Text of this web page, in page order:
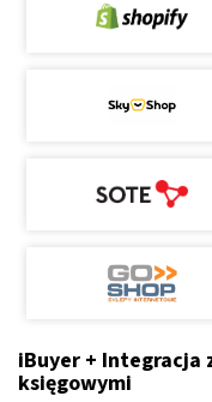
iBuyer + Integracja
księgowymi